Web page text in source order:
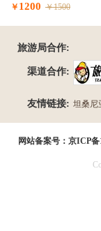
￥ 1200 ￥1500
旅游局合作:
渠道合作:
友情链接: 坦桑尼
网站备案号： 京ICP备